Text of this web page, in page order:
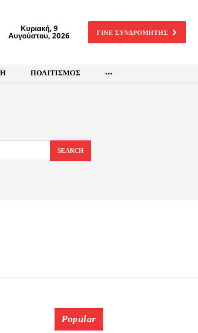
Κυριακή, 9
Αυγούστου, 2026 ΓΙΝΕ ΣΥΝΔΡΟΜΗΤΗΣ
ΠΟΛΙΤΙΣΜΟΣ
SEARCH
Popular